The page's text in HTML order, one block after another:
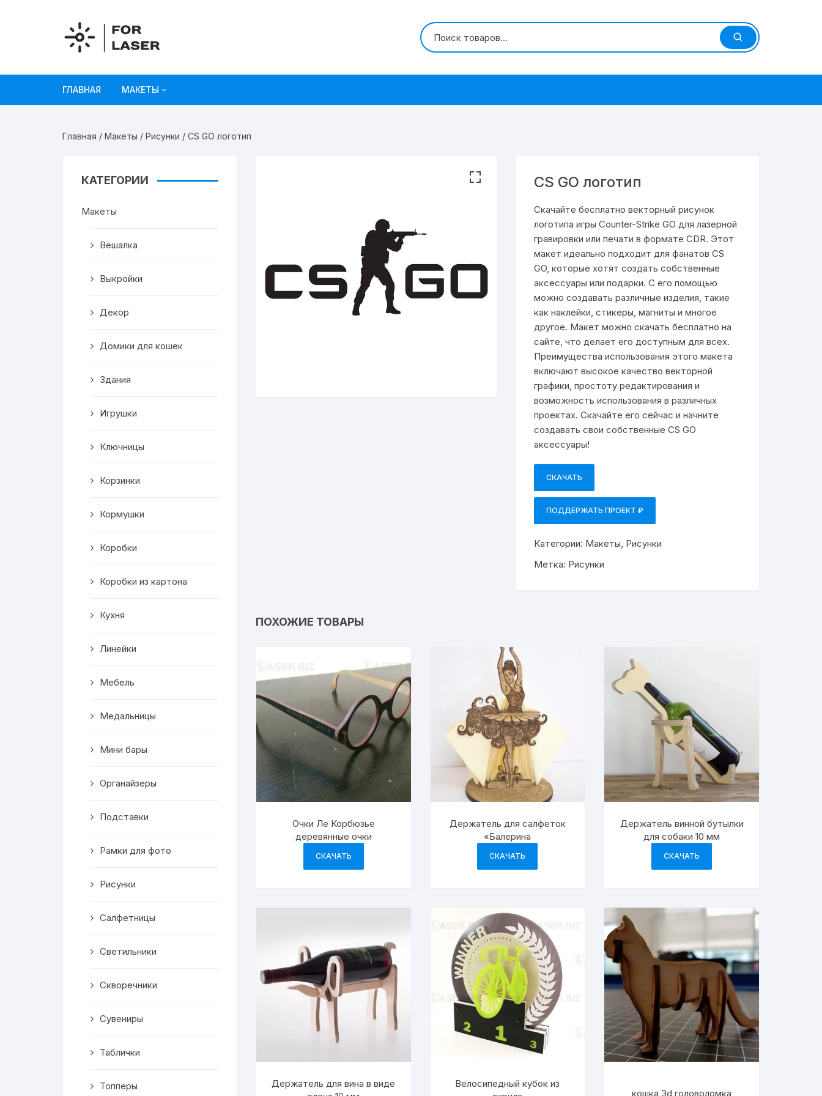
ГЛАВНАЯ МАКЕТЫ
Игрушки
Рамки для фото
Светильники
Подставки
Мини бары
Транспорт
Скворечники
Кормушки
Линейки
Рисунки
Чай
Главная / Макеты / Рисунки / CS GO логотип
CS GO логотип
Скачайте бесплатно векторный рисунок
логотипа игры Counter-Strike GO для лазерной
гравировки или печати в формате CDR. Этот
макет идеально подходит для фанатов CS
GO, которые хотят создать собственные
аксессуары или подарки. С его помощью
можно создавать различные изделия, такие
как наклейки, стикеры, магниты и многое
другое. Макет можно скачать бесплатно на
сайте, что делает его доступным для всех.
Преимущества использования этого макета
включают высокое качество векторной
графики, простоту редактирования и
возможность использования в различных
проектах. Скачайте его сейчас и начните
создавать свои собственные CS GO
аксессуары!
СКАЧАТЬ
ПОДДЕРЖАТЬ ПРОЕКТ ₽
Категории: Макеты, Рисунки
Метка: Рисунки
ПОХОЖИЕ ТОВАРЫ
Очки Ле Корбюзье
деревянные очки
СКАЧАТЬ
Держатель для салфеток
«Балерина
СКАЧАТЬ
Держатель винной бутылки
для собаки 10 мм
СКАЧАТЬ
Держатель для вина в виде
Велосипедный кубок из
кошка 3d головоломка
КАТЕГОРИИ
Макеты
Вешалка
Выкройки
Декор
Домики для кошек
Здания
Игрушки
Ключницы
Корзинки
Кормушки
Коробки
Коробки из картона
Кухня
Линейки
Мебель
Медальницы
Мини бары
Органайзеры
Подставки
Рамки для фото
Рисунки
Салфетницы
Светильники
Скворечники
Сувениры
Таблички
Топперы